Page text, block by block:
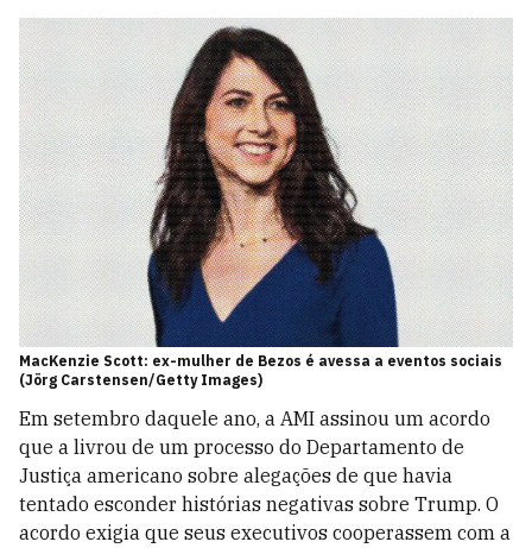
MacKenzie Scott: ex-mulher de Bezos é avessa a eventos sociais
(Jörg Carstensen/Getty Images)
Em setembro daquele ano, a AMI assinou um acordo
que a livrou de um processo do Departamento de
Justiça americano sobre alegações de que havia
tentado esconder histórias negativas sobre Trump. O
acordo exigia que seus executivos cooperassem com a